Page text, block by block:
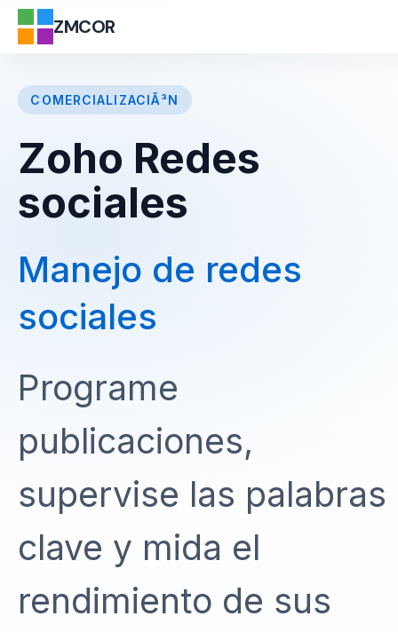
ZMCOR
COMERCIALIZACIÃ³N
Zoho Redes
sociales
Manejo de redes
sociales
Programe
publicaciones,
supervise las palabras
clave y mida el
rendimiento de sus